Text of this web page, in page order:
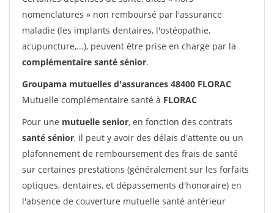
nomenclatures » non remboursé par l'assurance
maladie (les implants dentaires, l'ostéopathie,
acupuncture,...), peuvent être prise en charge par la
complémentaire santé sénior.
Groupama mutuelles d'assurances 48400 FLORAC
Mutuelle complémentaire santé à FLORAC
Pour une mutuelle senior, en fonction des contrats
santé sénior, il peut y avoir des délais d'attente ou un
plafonnement de remboursement des frais de santé
sur certaines prestations (généralement sur les forfaits
optiques, dentaires, et dépassements d'honoraire) en
l'absence de couverture mutuelle santé antérieur